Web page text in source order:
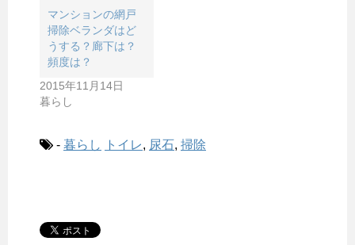
マンションの網戸
掃除ベランダはど
うする？廊下は？
頻度は？
2015年11月14日
暮らし
- 暮らし トイレ, 尿石, 掃除